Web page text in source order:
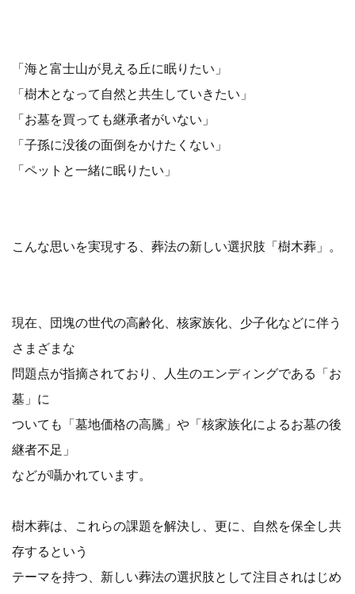
「海と富士山が見える丘に眠りたい」
「樹木となって自然と共生していきたい」
「お墓を買っても継承者がいない」
「子孫に没後の面倒をかけたくない」
「ペットと一緒に眠りたい」
こんな思いを実現する、葬法の新しい選択肢「樹木葬」。
現在、団塊の世代の高齢化、核家族化、少子化などに伴う
さまざまな
問題点が指摘されており、人生のエンディングである「お
墓」に
ついても「墓地価格の高騰」や「核家族化によるお墓の後
継者不足」
などが囁かれています。
樹木葬は、これらの課題を解決し、更に、自然を保全し共
存するという
テーマを持つ、新しい葬法の選択肢として注目されはじめ